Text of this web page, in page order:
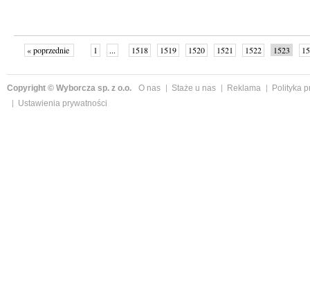
« poprzednie 1 ... 1518 1519 1520 1521 1522 1523
Copyright © Wyborcza sp. z o.o. O nas Staże u nas Reklama
Polityka
Ustawienia prywatności